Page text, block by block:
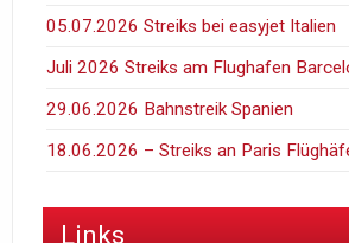
05.07.2026 Streiks bei easyjet Italien
Juli 2026 Streiks am Flughafen
29.06.2026 Bahnstreik Spanien
18.06.2026 – Streiks an Paris
Links